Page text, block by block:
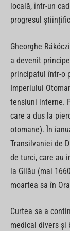
locală, într-un
progresul
Gheorghe
a devenit
principatul într-o
Imperiului
tensiuni interne.
care a dus la
otomane). În
Transilvaniei de
de turci, care au
la Gilău (mai
moartea sa în
Curtea sa a
medical divers și